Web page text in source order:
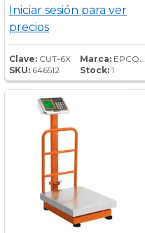
ACERO, GRIP
ANTIDERRAPANTE,
SEGURO Y CAMBIO DE
CUCHILLA AUTOMATICO
Iniciar sesión para ver
precios
Clave: CUT-6X
SKU: 646512
Marca:EPCOM POWER
Stock:1